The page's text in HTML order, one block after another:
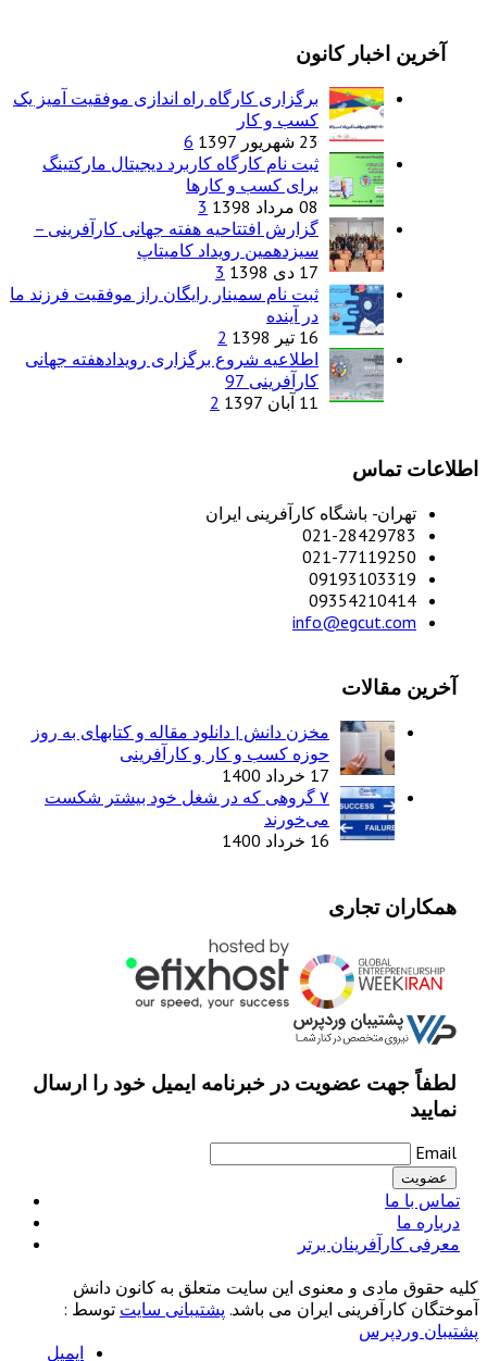
آخرین اخبار کانون
برگزاری کارگاه راه اندازی موفقیت آمیز یک
کسب و کار
23 شهریور 1397
6
ثبت نام کارگاه کاربرد دیجیتال مارکتینگ
برای کسب و کارها
08 مرداد 1398
3
گزارش افتتاحیه هفته جهانی کارآفرینی –
سیزدهمین رویداد کامیتاپ
17 دی 1398
3
ثبت نام سمینار رایگان راز موفقیت فرزند ما
در آینده
16 تیر 1398
2
اطلاعیه شروع برگزاری رویدادهفته جهانی
کارآفرینی 97
11 آبان 1397
2
اطلاعات تماس
تهران- باشگاه کارآفرینی ایران
021-28429783
021-77119250
09193103319
09354210414
info@egcut.com
آخرین مقالات
مخزن دانش | دانلود مقاله و کتابهای به روز
حوزه کسب و کار و کارآفرینی
17 خرداد 1400
۷ گروهی که در شغل خود بیشتر شکست
می‌خورند
16 خرداد 1400
همکاران تجاری
لطفاً جهت عضویت در خبرنامه ایمیل خود را ارسال
نمایید
Email
تماس با ما
درباره ما
معرفی کارآفرینان برتر
کلیه حقوق مادی و معنوی این سایت متعلق به کانون دانش
آموختگان کارآفرینی ایران می باشد. پشتیبانی سایت توسط :
پشتیبان وردپرس
ایمیل